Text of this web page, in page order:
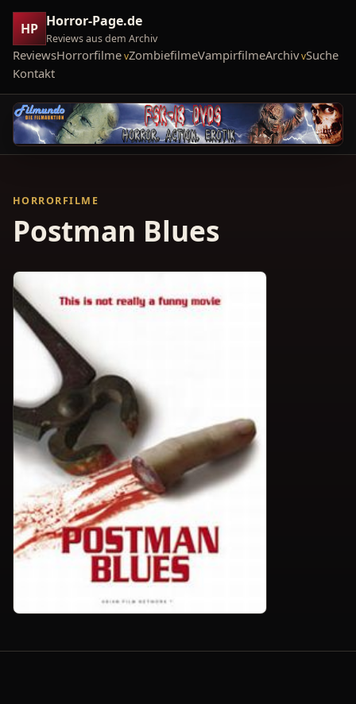
HP Horror-Page.de
Reviews aus dem Archiv
ReviewsHorrorfilme ZombiefilmeVampirfilmeArchiv Suche
Kontakt
HORRORFILME
Postman Blues